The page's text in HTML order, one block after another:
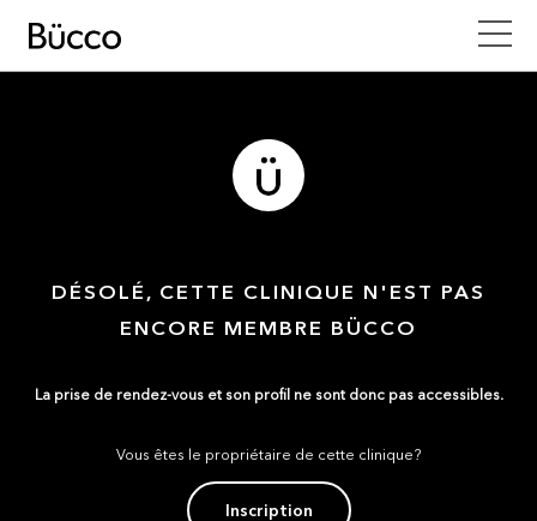
DÉSOLÉ, CETTE CLINIQUE N'EST PAS
ENCORE MEMBRE BÜCCO
La prise de rendez-vous et son profil ne sont donc pas accessibles.
Vous êtes le propriétaire de cette clinique?
Inscription